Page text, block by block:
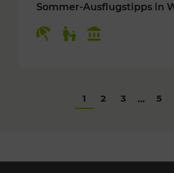
Sommer-Ausflugstipps in
1 2 3 ... 5